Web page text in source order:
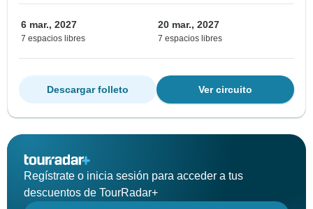
6 mar., 2027
7 espacios libres
20 mar., 2027
7 espacios libres
Ver circuito
Descargar folleto
Regístrate o inicia sesión para acceder a tus
descuentos de TourRadar+